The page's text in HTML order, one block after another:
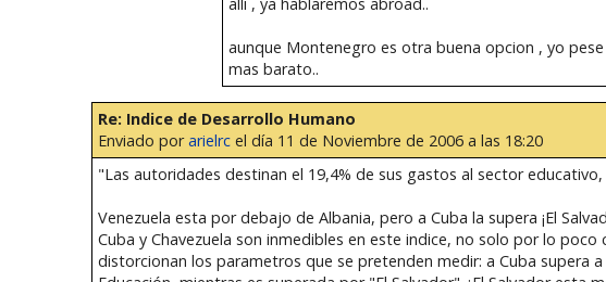
aunque Montenegro es otra buena opcion , yo
mas barato..
Re: Indice de Desarrollo Humano
Enviado porarielrcel día 11 de Noviembre de 2006 a las 18:20
"Las autoridades destinan el 19,4% de sus gastos al sector educativo,
Venezuela esta por debajo de Albania, pero a Cuba la supera ¡El
Cuba y Chavezuela son inmedibles en este indice, no solo por lo
distorcionan los parametros que se pretenden medir: a Cuba supera